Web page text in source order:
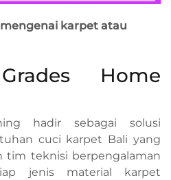
karpet atau
Home
hadir sebagai solusi
cuci karpet Bali yang
tim teknisi berpengalaman
jenis material karpet